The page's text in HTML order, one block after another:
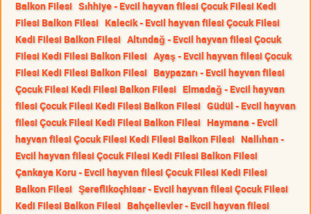
Balkon Filesi Sıhhiye - Evcil hayvan filesi Çocuk Filesi Kedi
Filesi Balkon Filesi Kalecik - Evcil hayvan filesi Çocuk Filesi
Kedi Filesi Balkon Filesi Altındağ - Evcil hayvan filesi Çocuk
Filesi Kedi Filesi Balkon Filesi Ayaş - Evcil hayvan filesi Çocuk
Filesi Kedi Filesi Balkon Filesi Baypazarı - Evcil hayvan filesi
Çocuk Filesi Kedi Filesi Balkon Filesi Elmadağ - Evcil hayvan
filesi Çocuk Filesi Kedi Filesi Balkon Filesi Güdül - Evcil hayvan
filesi Çocuk Filesi Kedi Filesi Balkon Filesi Haymana - Evcil
hayvan filesi Çocuk Filesi Kedi Filesi Balkon Filesi Nallıhan -
Evcil hayvan filesi Çocuk Filesi Kedi Filesi Balkon Filesi
Çankaya Koru - Evcil hayvan filesi Çocuk Filesi Kedi Filesi
Balkon Filesi Şereflikoçhisar - Evcil hayvan filesi Çocuk Filesi
Kedi Filesi Balkon Filesi Bahçelievler - Evcil hayvan filesi